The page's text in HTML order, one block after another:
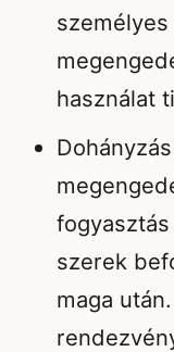
használat
szerek
maga